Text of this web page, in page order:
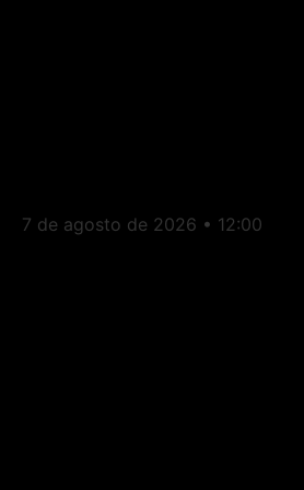
7 de agosto de 2026 12:00